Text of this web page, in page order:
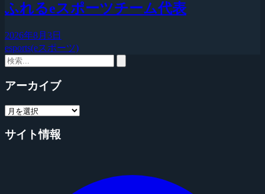
ふれるeスポーツチーム代表
2026年8月3日
esports(eスポーツ)
アーカイブ
サイト情報